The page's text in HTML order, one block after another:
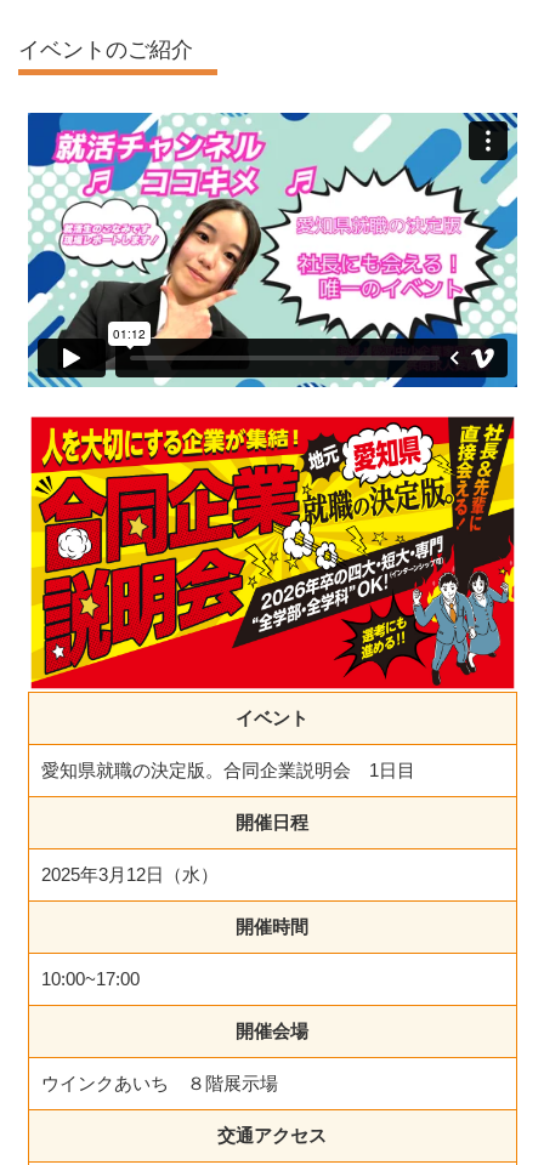
イベントのご紹介
イベント
愛知県就職の決定版。合同企業説明会 1日目
開催日程
2025年3月12日（水）
開催時間
10:00~17:00
開催会場
ウインクあいち ８階展示場
交通アクセス